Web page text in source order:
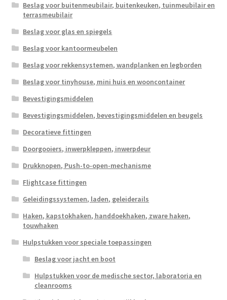
Beslag voor buitenmeubilair, buitenkeuken, tuinmeubilair en
terrasmeubilair
Beslag voor glas en spiegels
Beslag voor kantoormeubelen
Beslag voor rekkensystemen, wandplanken en legborden
Beslag voor tinyhouse, mini huis en wooncontainer
Bevestigingsmiddelen
Bevestigingsmiddelen, bevestigingsmiddelen en beugels
Decoratieve fittingen
Doorgooiers, inwerpkleppen, inwerpdeur
Drukknopen, Push-to-open-mechanisme
Flightcase fittingen
Geleidingssystemen, laden, geleiderails
Haken, kapstokhaken, handdoekhaken, zware haken,
touwhaken
Hulpstukken voor speciale toepassingen
Beslag voor jacht en boot
Hulpstukken voor de medische sector, laboratoria en
cleanrooms